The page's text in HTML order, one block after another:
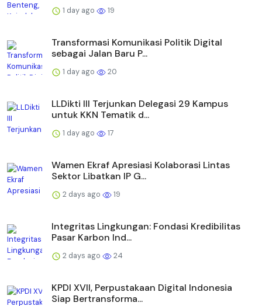
1 day ago 19
Transformasi Komunikasi Politik Digital
sebagai Jalan Baru P...
1 day ago 20
LLDikti III Terjunkan Delegasi 29 Kampus
untuk KKN Tematik d...
1 day ago 17
Wamen Ekraf Apresiasi Kolaborasi Lintas
Sektor Libatkan IP G...
2 days ago 19
Integritas Lingkungan: Fondasi Kredibilitas
Pasar Karbon Ind...
2 days ago 24
KPDI XVII, Perpustakaan Digital Indonesia
Siap Bertransforma...